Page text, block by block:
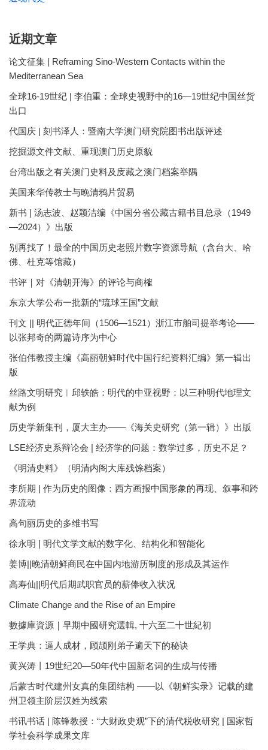
近期文章
论文征集 | Reframing Sino-Western Contacts within the
Mediterranean Sea
全球16-19世纪 | 李伯重：全球史视野中的16—19世纪中国丝货
出口
代国庆 | 刻书泽人：暨南大学澳门研究院图书出版评述
挖掘源文件文献、重现澳门历史原貌
台湾出版之有关澳门史料及庋藏之澳门档案举隅
美国来华传教士与晚清鸦片贸易
新书 | 汤志波、赵颖洁编《中国分省公藏古籍书目总录（1949
—2024）》出版
别再找了！最全的中国历史老照片数字资源导航（含台大、哈
佛、杜克等馆藏）
书评｜对《清朝开海》的评论与商榷
东京大学公布一批新的“琉球王国”文献
刊文 || 明代正德年间（1506—1521）浙江市舶司提举考论——
以张邦奇的两篇诗序为中心
张伯伟教授主编《高丽朝鲜时代中国行纪资料汇编》第一辑出
版
丝路文明研究︱邱轶皓：明代的中亚视野：以三种明代地理文
献为例
历史学新集刊，厦大主办——《海关史研究（第一辑）》出版
LSE经济史系辩论会 | 经济学的问题：数学过多，历史不足？
《明清史料》（明清内阁大库残馀档案）
李所期 | 作为历史的图像：西方画报中国形象的再现、叙事和跨
界流动
高句丽历史的多维书写
徐永明 | 明代文学文献的数字化、结构化和智能化
姜博||晚清朝鲜商民在中国内地游历制度的形成及其运作
高寿仙||明代后期武职官员的薪俸收入状况
Climate Change and the Rise of an Empire
數據庫資源｜早期中國研究選輯, 十六至二十世紀初
王学典：逼人成材，顾颉刚弟子遍天下的秘诀
黄兴涛丨19世纪20—50年代中国新名词的生成与传播
后蒙古时代建州女真的集团结构 ——以《朝鲜实录》记载的建
州卫领主阶层汉姓为线索
书讯书话 | 陈锋教授：“大财政史观”下的清代税收研究 | 国家哲
学社会科学成果文库